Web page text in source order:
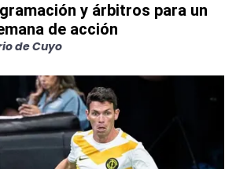
y árbitros para un
de acción
de Cuyo